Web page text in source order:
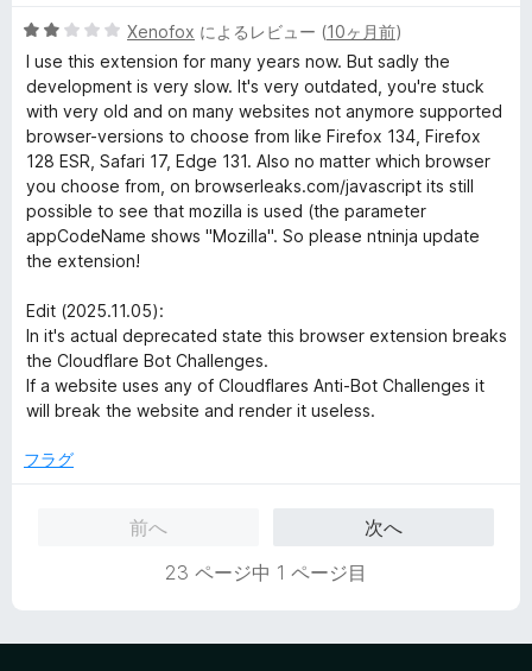
5
の
評
価
5
段
階
中
2
の
評
価
Xenofox によるレビュー (10ヶ月前)
I use this extension for many years now. But sadly the
development is very slow. It's very outdated, you're stuck
with very old and on many websites not anymore supported
browser-versions to choose from like Firefox 134, Firefox
128 ESR, Safari 17, Edge 131. Also no matter which browser
you choose from, on browserleaks.com/javascript its still
possible to see that mozilla is used (the parameter
appCodeName shows "Mozilla". So please ntninja update
the extension!
Edit (2025.11.05):
In it's actual deprecated state this browser extension breaks
the Cloudflare Bot Challenges.
If a website uses any of Cloudflares Anti-Bot Challenges it
will break the website and render it useless.
フラグ
前へ
次へ
23 ページ中 1 ページ目